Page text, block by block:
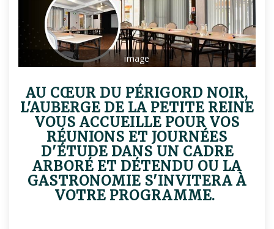
image
AU CŒUR DU PÉRIGORD NOIR,
L'AUBERGE DE LA PETITE REINE
VOUS ACCUEILLE POUR VOS
RÉUNIONS ET JOURNÉES
D'ÉTUDE DANS UN CADRE
ARBORÉ ET DÉTENDU OU LA
GASTRONOMIE S'INVITERA À
VOTRE PROGRAMME.